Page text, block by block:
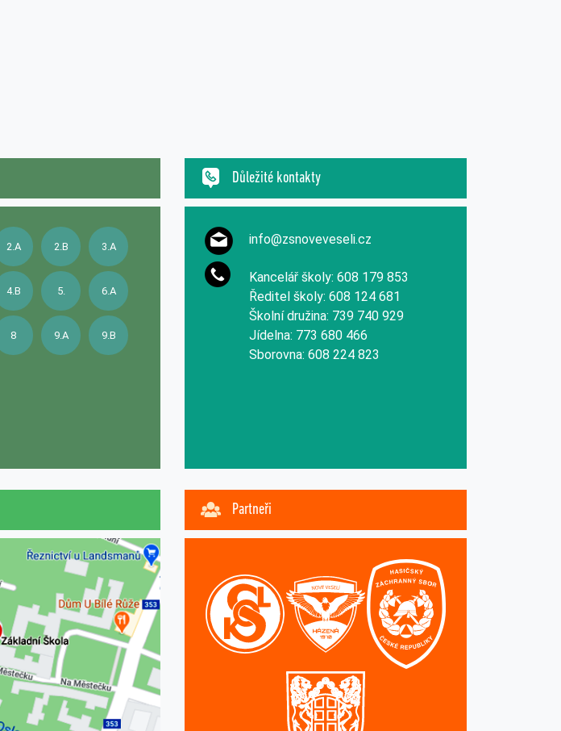
2.A 2.B 3.A
4.B 5. 6.A
8 9.A 9.B
Důležité kontakty
info@zsnoveveseli.cz
Kancelář školy: 608 179 853
Ředitel školy: 608 124 681
Školní družina: 739 740 929
Jídelna: 773 680 466
Sborovna: 608 224 823
Partneři